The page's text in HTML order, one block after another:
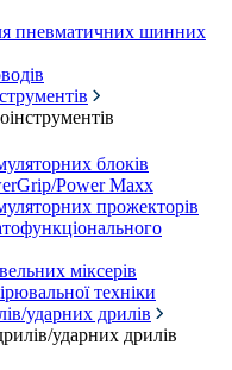
пневматичних шинних
блоків
Power Maxx
прожекторів
міксерів
техніки
ударних дрилів
ударних дрилів